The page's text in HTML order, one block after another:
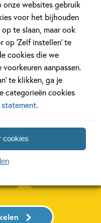
onze websites gebruik
voor het bijhouden
te slaan, maar ook
‘Zelf instellen’ te
cookies die we
aanpassen.
te klikken, ga je
categorieën cookies
.
cookies
Tiplijst